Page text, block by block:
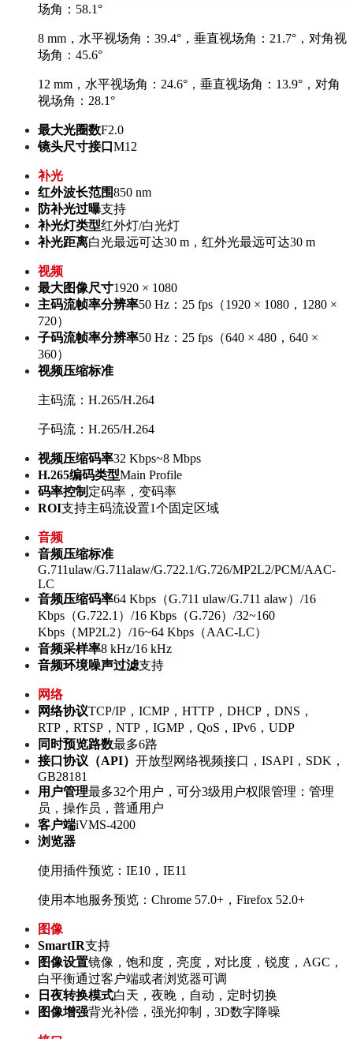
场角：58.1°
8 mm，水平视场角：39.4°，垂直视场角：21.7°，对角视
场角：45.6°
12 mm，水平视场角：24.6°，垂直视场角：13.9°，对角
视场角：28.1°
最大光圈数F2.0
镜头尺寸接口 M12
补光
红外波长范围850 nm
防补光过曝支持
补光灯类型红外灯/白光灯
补光距离白光最远可达30 m，红外光最远可达30 m
视频
最大图像尺寸1920 × 1080
主码流帧率分辨率50 Hz：25 fps（1920 × 1080，1280 ×
720）
子码流帧率分辨率50 Hz：25 fps（640 × 480，640 ×
360）
视频压缩标准
主码流：H.265/H.264
子码流：H.265/H.264
视频压缩码率32 Kbps~8 Mbps
H.265编码类型Main Profile
码率控制 定码率，变码率
ROI支持主码流设置1个固定区域
音频
音频压缩标准
G.711ulaw/G.711alaw/G.722.1/G.726/MP2L2/PCM/AAC-
LC
音频压缩码率64 Kbps（G.711 ulaw/G.711 alaw）/16
Kbps（G.722.1）/16 Kbps（G.726）/32~160
Kbps（MP2L2）/16~64 Kbps（AAC-LC）
音频采样率8 kHz/16 kHz
音频环境噪声过滤支持
网络
网络协议TCP/IP，ICMP，HTTP，DHCP，DNS，
RTP，RTSP，NTP，IGMP，QoS，IPv6，UDP
同时预览路数最多6路
接口协议（API） 开放型网络视频接口，ISAPI，SDK，
GB28181
用户管理最多32个用户，可分3级用户权限管理：管理
员，操作员，普通用户
客户端iVMS-4200
浏览器
使用插件预览：IE10，IE11
使用本地服务预览：Chrome 57.0+，Firefox 52.0+
图像
SmartIR支持
图像设置镜像，饱和度，亮度，对比度，锐度，AGC，
白平衡通过客户端或者浏览器可调
日夜转换模式白天，夜晚，自动，定时切换
图像增强背光补偿，强光抑制，3D数字降噪